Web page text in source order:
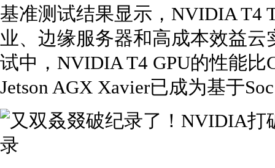
基准测试结果显示，NVIDIA T4
业、边缘服务器和高成本效益
试中，NVIDIA T4 GPU的性能
Jetson AGX Xavier已成为基于